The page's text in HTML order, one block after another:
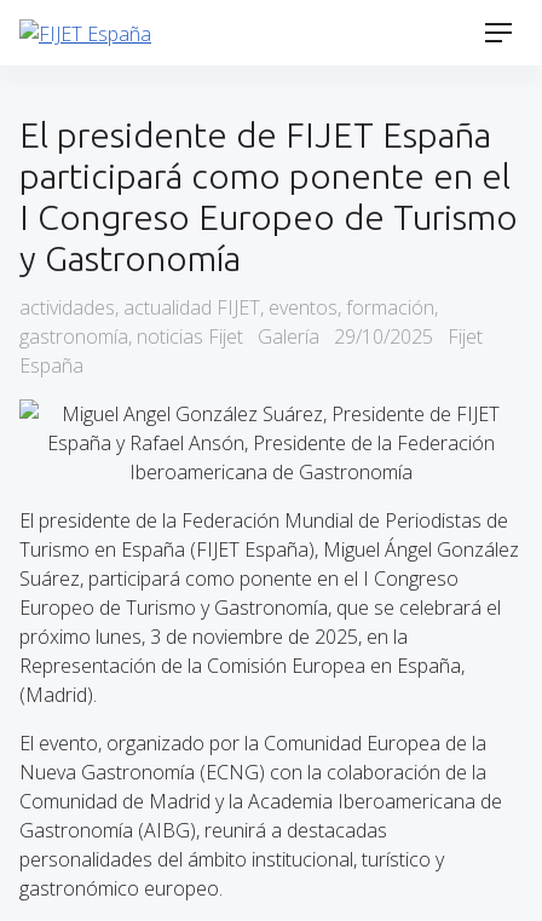
Skip
El presidente de FIJET España
participará como ponente en el
I Congreso Europeo de Turismo
y Gastronomía
Categories
actividades, actualidad FIJET, eventos,formación,
gastronomía, noticias Fijet Format
Galería
Posted
29/10/2025
Fijet
España
El presidente de la Federación Mundial de Periodistas de
Turismo en España (FIJET España), Miguel Ángel González
Suárez, participará como ponente en el I Congreso
Europeo de Turismo y Gastronomía, que se celebrará el
próximo lunes, 3 de noviembre de 2025, en la
Representación de la Comisión Europea en España,
(Madrid).
El evento, organizado por la Comunidad Europea de la
Nueva Gastronomía (ECNG) con la colaboración de la
Comunidad de Madrid y la Academia Iberoamericana de
Gastronomía (AIBG), reunirá a destacadas
personalidades del ámbito institucional, turístico y
gastronómico europeo.